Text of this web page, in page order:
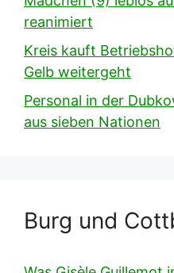
reanimiert
Kreis kauft
Gelb weitergeht
Personal in der
aus sieben Nationen
Burg und